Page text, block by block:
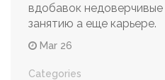
вдобавок
занятию а еще карьере.
Mar 26
Categories